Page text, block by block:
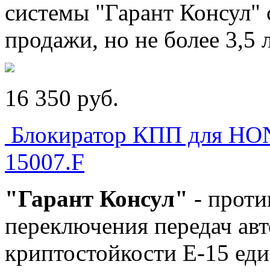
системы "Гарант Консул"
продажи, но не более 3,5
16 350 pуб.
Блокиратор КПП для
15007.F
"Гарант Консул" -
переключения передач
криптостойкости Е-15